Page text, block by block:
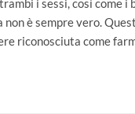
i sessi, così come
non è sempre vero.
riconosciuta come